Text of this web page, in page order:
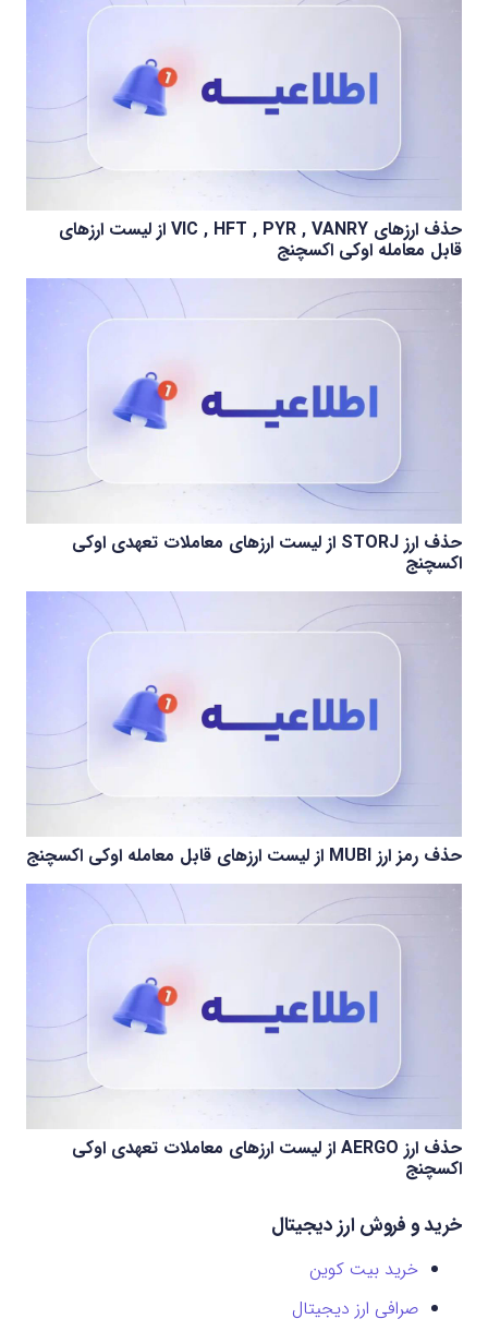
حذف ارزهای VIC , HFT , PYR , VANRY از لیست ارزهای
قابل معامله اوکی اکسچنج
حذف ارز STORJ از لیست ارزهای معاملات تعهدی اوکی
اکسچنج
حذف رمز ارز MUBI از لیست ارزهای قابل معامله اوکی اکسچنج
حذف ارز AERGO از لیست ارزهای معاملات تعهدی اوکی
اکسچنج
خرید و فروش ارز دیجیتال
خرید بیت کوین
صرافی ارز دیجیتال